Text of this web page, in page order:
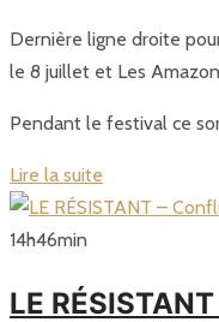
Dernière ligne droite
le 8 juillet et Les
Pendant le festival ce
Lire la suite
14h46min
LE